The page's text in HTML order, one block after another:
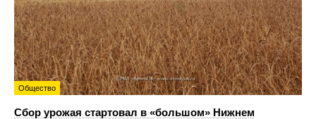
Общество
Сбор урожая стартовал в «большом» Нижнем